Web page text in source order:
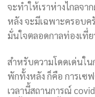
จะทำให้เราห่างไกลจ
หลัง จะมีเฉพาะครอบค
มั่นใจตลอดกาลท่องเที่ย
สำหรับความโดดเด่นใ
พักทั้งหลัง ก็คือ การเซ
เวลานี้สถานการณ์